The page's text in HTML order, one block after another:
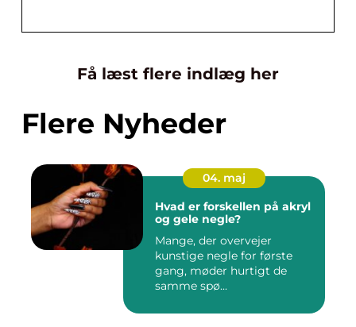
Få læst flere indlæg her
Flere Nyheder
04. maj
Hvad er forskellen på akryl
og gele negle?
Mange, der overvejer
kunstige negle for første
gang, møder hurtigt de
samme spø...